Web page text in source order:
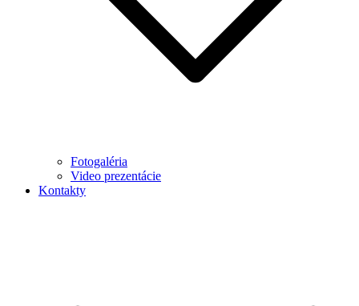
Fotogaléria
Video prezentácie
Kontakty